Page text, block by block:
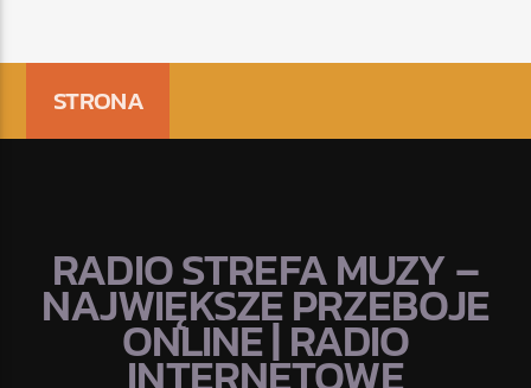
STRONA
RADIO STREFA MUZY –
NAJWIĘKSZE PRZEBOJE
ONLINE | RADIO